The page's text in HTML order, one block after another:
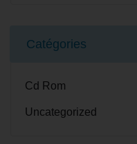
Catégories
Cd Rom
Uncategorized